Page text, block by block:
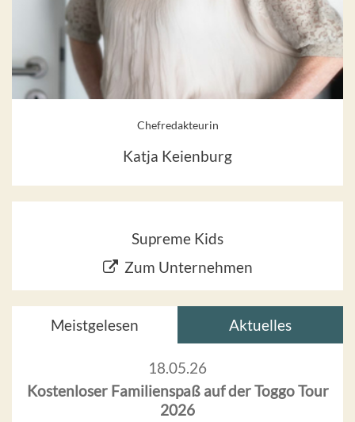
Chefredakteurin
Katja Keienburg
Supreme Kids
Zum Unternehmen
Meistgelesen Aktuelles
18.05.26
Kostenloser Familienspaß auf der Toggo Tour
2026